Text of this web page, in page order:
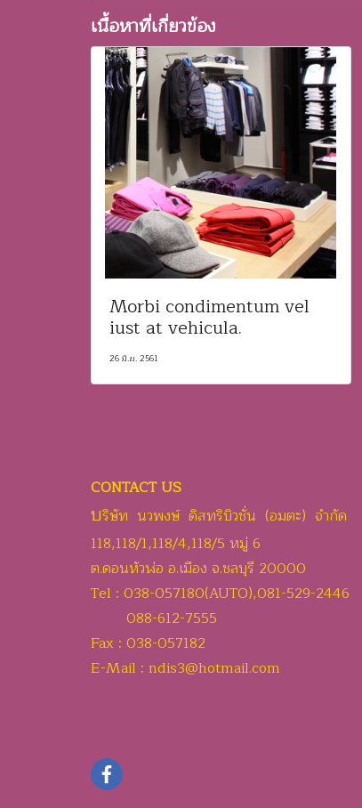
เนื้อหาที่เกี่ยวข้อง
Morbi condimentum vel
iust at vehicula.
26 มิ.ย. 2561
CONTACT US
บริษัท นวพงษ์ ดิสทริบิวชั่น (อมตะ) จำกัด
118,118/1,118/4,118/5 หมู่ 6
ต.ดอนหัวฬ่อ อ.เมือง จ.ชลบุรี 20000
Tel : 038-057180(AUTO),081-529-2446
088-612-7555
Fax : 038-057182
E-Mail : ndis3@hotmail.com